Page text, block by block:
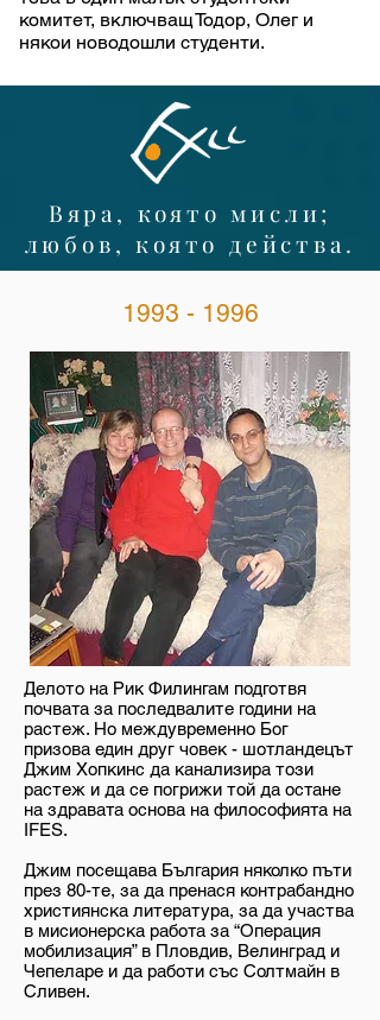
комитет, включващ Тодор, Олег и
някои новодошли студенти.
Вяра, която мисли;
любов, която действа.
1993 - 1996
Делото на Рик Филингам подготвя
почвата за последвалите години на
растеж. Но междувременно Бог
призова един друг човек - шотландецът
Джим Хопкинс да канализира този
растеж и да се погрижи той да остане
на здравата основа на философията на
IFES.
Джим посещава България няколко пъти
през 80-те, за да пренася контрабандно
християнска литература, за да участва
в мисионерска работа за “Операция
мобилизация” в Пловдив, Велинград и
Чепеларе и да работи със Солтмайн в
Сливен.